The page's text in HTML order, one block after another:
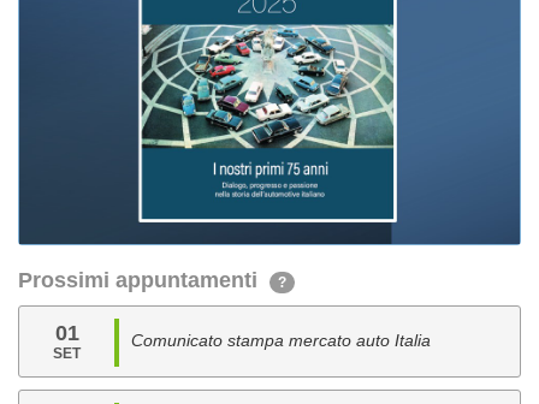
Prossimi appuntamenti ?
01
SET
Comunicato stampa mercato auto Italia